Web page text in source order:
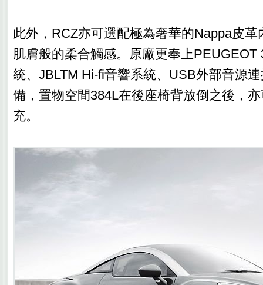
此外，RCZ亦可選配極為奢華的Nappa皮革
肌膚般的柔合觸感。原廠更奉上PEUGEOT
統、JBLTM Hi-fi音響系統、USB外部音源
備，置物空間384L在後座椅背放倒之後，
充。